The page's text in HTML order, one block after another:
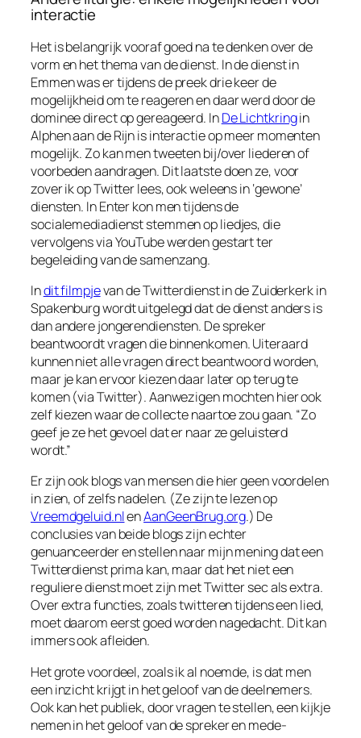
interactie
Het is belangrijk vooraf goed na te denken over de
vorm en het thema van de dienst. In de dienst in
Emmen was er tijdens de preek drie keer de
mogelijkheid om te reageren en daar werd door de
dominee direct op gereageerd. InDe Lichtkringin
Alphen aan de Rijn is interactie op meer momenten
mogelijk. Zo kan men tweeten bij/over liederen of
voorbeden aandragen. Dit laatste doen ze, voor
zover ik op Twitter lees, ook weleens in ‘gewone’
diensten. In Enter kon men tijdens de
socialemediadienst stemmen op liedjes, die
vervolgens via YouTube werden gestart ter
begeleiding van de samenzang.
Indit filmpjevan de Twitterdienst in de Zuiderkerk in
Spakenburg wordt uitgelegd dat de dienst anders is
dan andere jongerendiensten. De spreker
beantwoordt vragen die binnenkomen. Uiteraard
kunnen niet alle vragen direct beantwoord worden,
maar je kan ervoor kiezen daar later op terug te
komen (via Twitter). Aanwezigen mochten hier ook
zelf kiezen waar de collecte naartoe zou gaan. “Zo
geef je ze het gevoel dat er naar ze geluisterd
wordt.”
Er zijn ook blogs van mensen die hier geen voordelen
in zien, of zelfs nadelen. (Ze zijn te lezen op
Vreemdgeluid.nlenAanGeenBrug.org.) De
conclusies van beide blogs zijn echter
genuanceerder en stellen naar mijn mening dat een
Twitterdienst prima kan, maar dat het niet een
reguliere dienst moet zijn met Twitter sec als extra.
Over extra functies, zoals twitteren tijdens een lied,
moet daarom eerst goed worden nagedacht. Dit kan
immers ook afleiden.
Het grote voordeel, zoals ik al noemde, is dat men
een inzicht krijgt in het geloof van de deelnemers.
Ook kan het publiek, door vragen te stellen, een kijkje
nemen in het geloof van de spreker en mede-